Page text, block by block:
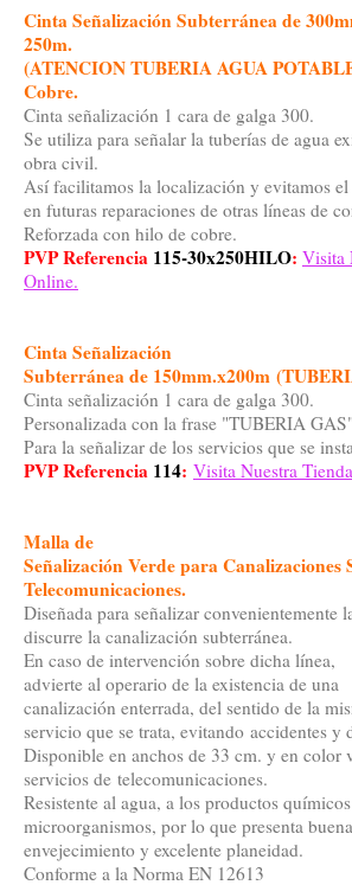
Cinta Señalización Subterráneade
250m.
(ATENCION TUBERIA AGUA
Cobre.
Cinta señalización 1 cara de galga 300.
Se utiliza para señalar la tuberías de agua
obra civil.
Así facilitamos la localización y evitamos el
en futuras reparaciones de otras líneas de
Reforzada con hilo de cobre.
PVP Referencia 115-30x250HILO: Visita
Online.
Cinta Señalización
Subterráneade 150mm.x200m
Cinta señalización 1 cara de galga 300.
Personalizada con la frase "TUBERIA
Para la señalizar de los servicios que se
PVP Referencia 114: Visita Nuestra
Malla de
Señalización Verde para Canalizaciones
Telecomunicaciones.
Diseñada para señalizar convenientemente
discurre la canalización subterránea.
En caso de intervención sobre dicha línea,
advierte al operario de la existencia de una
canalización enterrada, del sentido de la
servicio que se trata, evitando accidentes y
Disponible en anchos de 33 cm. y en color
servicios de telecomunicaciones.
Resistente al agua, a los productos
microorganismos, por lo que presenta
envejecimiento y excelente planeidad.
Conforme a la Norma EN 12613